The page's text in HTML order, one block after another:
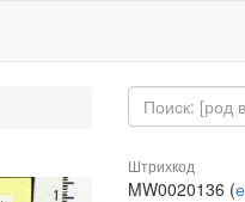
Штрихкод
MW0020136 (